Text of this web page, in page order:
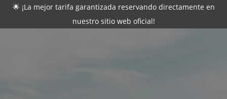
🌟 ¡La mejor tarifa garantizada reservando directamente en
nuestro sitio web oficial!
CONTACTE CON